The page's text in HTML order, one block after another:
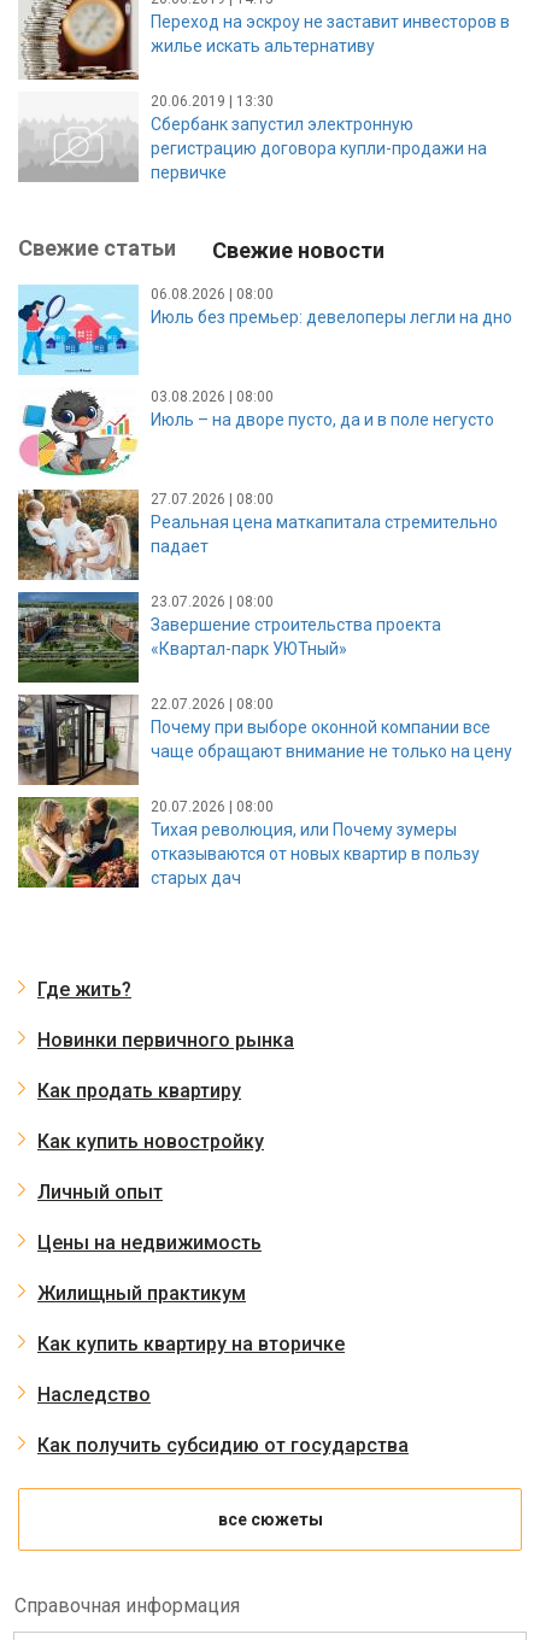
Переход на эскроу не заставит инвесторов в
жилье искать альтернативу
20.06.2019 | 13:30
Сбербанк запустил электронную
регистрацию договора купли-продажи на
первичке
Свежие статьи Свежие новости
06.08.2026 | 08:00
Июль без премьер: девелоперы легли на дно
03.08.2026 | 08:00
Июль – на дворе пусто, да и в поле негусто
27.07.2026 | 08:00
Реальная цена маткапитала стремительно
падает
23.07.2026 | 08:00
Завершение строительства проекта
«Квартал-парк УЮТный»
22.07.2026 | 08:00
Почему при выборе оконной компании все
чаще обращают внимание не только на цену
20.07.2026 | 08:00
Тихая революция, или Почему зумеры
отказываются от новых квартир в пользу
старых дач
Где жить?
Новинки первичного рынка
Как продать квартиру
Как купить новостройку
Личный опыт
Цены на недвижимость
Жилищный практикум
Как купить квартиру на вторичке
Наследство
Как получить субсидию от государства
все сюжеты
Справочная информация